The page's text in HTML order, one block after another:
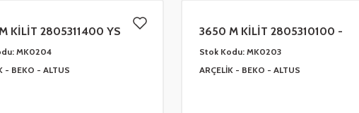
KİLİT 2805311400 YS
MK0204
- BEKO - ALTUS
3650 M KİLİT 2805310100 -
CONCORDE
Stok Kodu: MK0203
ARÇELİK - BEKO - ALTUS